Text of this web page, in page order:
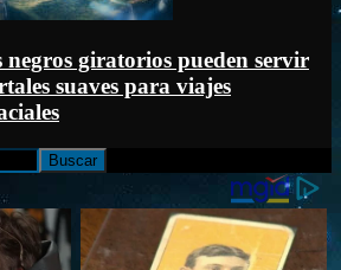
negros giratorios pueden servir
suaves para viajes